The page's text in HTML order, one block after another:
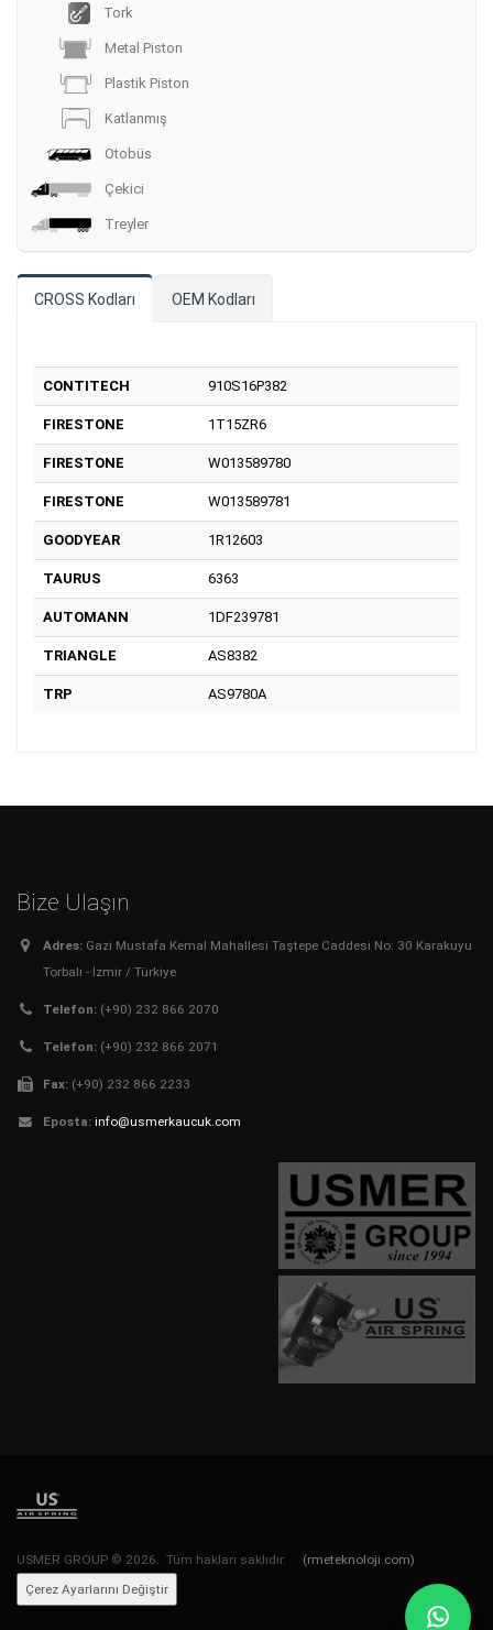
Tork
Metal Piston
Plastik Piston
Katlanmış
Otobüs
Çekici
Treyler
CROSS Kodları OEM Kodları
CONTITECH 910S16P382
FIRESTONE 1T15ZR6
FIRESTONE W013589780
FIRESTONE W013589781
GOODYEAR 1R12603
TAURUS 6363
AUTOMANN 1DF239781
TRIANGLE AS8382
TRP AS9780A
Bize Ulaşın
Adres: Gazi Mustafa Kemal Mahallesi Taştepe Caddesi No: 30 Karakuyu
Torbalı - İzmir / Türkiye
Telefon: (+90) 232 866 2070
Telefon: (+90) 232 866 2071
Fax: (+90) 232 866 2233
Eposta: info@usmerkaucuk.com
USMER GROUP © 2026. Tüm hakları saklıdır. (rmeteknoloji.com)
Çerez Ayarlarını Değiştir